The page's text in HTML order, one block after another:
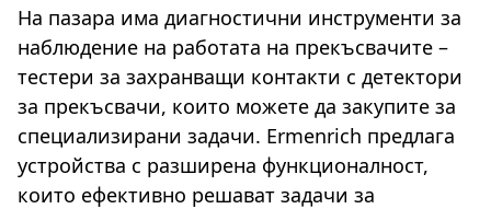
На пазара има диагностични инструменти за
наблюдение на работата на прекъсвачите –
тестери за захранващи контакти с детектори
за прекъсвачи, които можете да закупите за
специализирани задачи. Ermenrich предлага
устройства с разширена функционалност,
които ефективно решават задачи за